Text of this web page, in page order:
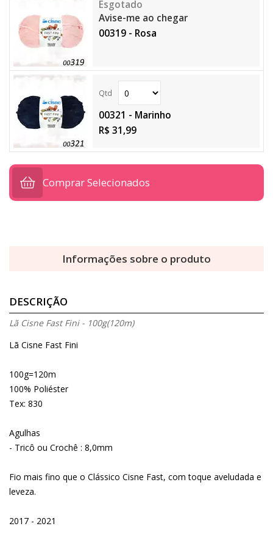
Avise-me ao chegar
00319 - Rosa
00321 - Marinho
R$ 31,99
Comprar Selecionados
Informações sobre o produto
DESCRIÇÃO
Lã Cisne Fast Fini - 100g(120m)
Lã Cisne Fast Fini
100g=120m
100% Poliéster
Tex: 830
Agulhas
- Tricô ou Crochê : 8,0mm
Fio mais fino que o Clássico Cisne Fast, com toque aveludada e
leveza.
2017 - 2021